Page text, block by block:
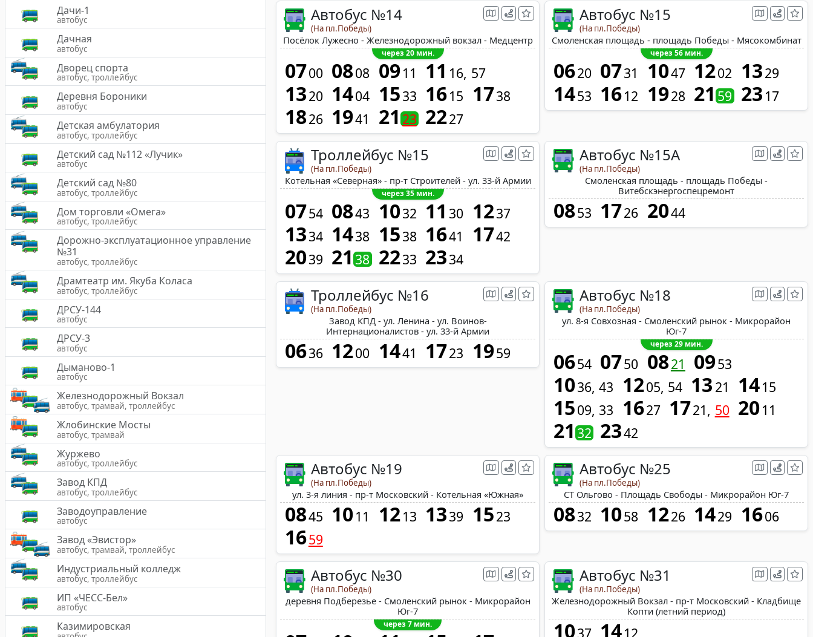
Дачи-1
автобус
Дачная
автобус
Дворец спорта
автобус, троллейбус
Деревня Бороники
автобус
Детская амбулатория
автобус, троллейбус
Детский сад №112 «Лучик»
автобус
Детский сад №80
автобус, троллейбус
Дом торговли «Омега»
автобус, троллейбус
Дорожно-эксплуатационное управление
№31
автобус, троллейбус
Драмтеатр им. Якуба Коласа
автобус, троллейбус
ДРСУ-144
автобус
ДРСУ-3
автобус
Дыманово-1
автобус
Железнодорожный Вокзал
автобус, трамвай, троллейбус
Жлобинские Мосты
автобус, трамвай
Журжево
автобус, троллейбус
Завод КПД
автобус, троллейбус
Заводоуправление
автобус
Завод «Эвистор»
автобус, трамвай, троллейбус
Индустриальный колледж
автобус, троллейбус
ИП «ЧЕСС-Бел»
автобус
Казимировская
Автобус №14
(На пл.Победы)
Посёлок Лужесно - Железнодорожный вокзал - Медцентр
через 20 мин.
0700 0808 0911 11 16 57
1320 1404 1533 1615 1738
1826 1941 21 23 2227
Автобус №15
(На пл.Победы)
Смоленская площадь - площадь Победы - Мясокомбинат
через 56 мин.
0620 0731 1047 1202 1329
1453 1612 1928 2159 23 17
Троллейбус №15
(На пл.Победы)
Котельная «Северная» - пр-т Строителей - ул. 33-й Армии
через 35 мин.
0754 0843 1032 11 30 1237
1334 1438 1538 1641 1742
2039 2138 2233 2334
Автобус №15A
(На пл.Победы)
Смоленская площадь - площадь Победы -
Витебскэнергоспецремонт
0853 1726 2044
Троллейбус №16
(На пл.Победы)
Завод КПД - ул. Ленина - ул. Воинов-
Интернационалистов - ул. 33-й Армии
0636 1200 1441 1723 1959
Автобус №18
(На пл.Победы)
ул. 8-я Совхозная - Смоленский рынок - Микрорайон
Юг-7
через 29 мин.
0654 0750 0821 0953
1036 43 1205 54 13 21 1415
1509 33 1627 1721 50 2011
21 32 2342
Автобус №19
(На пл.Победы)
ул. 3-я линия - пр-т Московский - Котельная «Южная»
0845 1011 1213 1339 1523
1659
Автобус №25
(На пл.Победы)
СТ Ольгово - Площадь Свободы - Микрорайон Юг-7
0832 1058 1226 1429 1606
Автобус №30
(На пл.Победы)
деревня Подберезье - Смоленский рынок - Микрорайон
Юг-7
через 7 мин.
Автобус №31
(На пл.Победы)
Железнодорожный Вокзал - пр-т Московский - Кладбище
Копти (летний период)
1037 1412